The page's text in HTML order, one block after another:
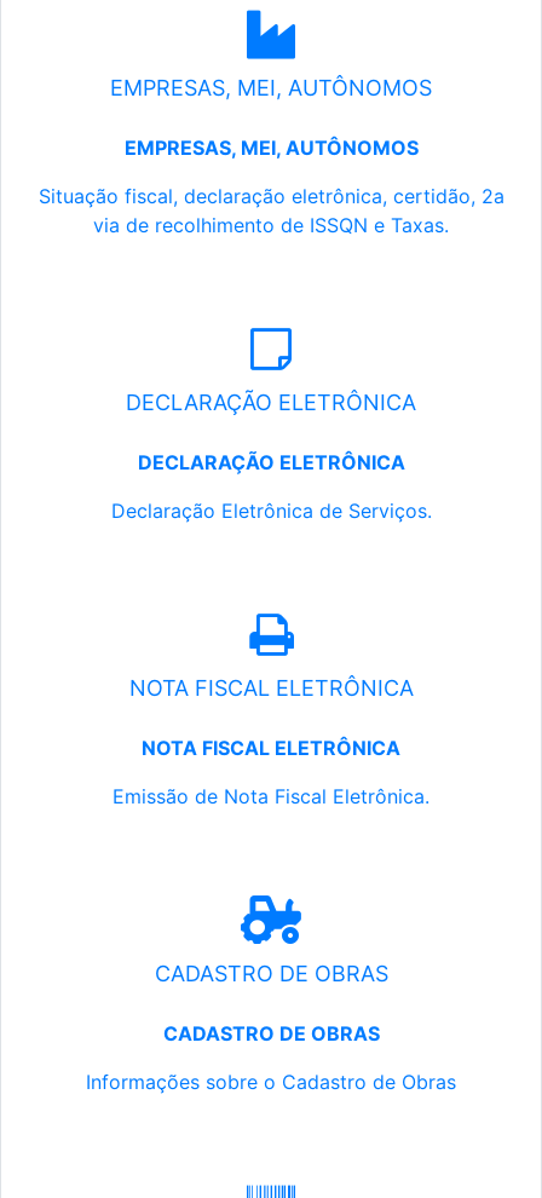
EMPRESAS, MEI, AUTÔNOMOS
EMPRESAS, MEI, AUTÔNOMOS
Situação fiscal, declaração eletrônica, certidão, 2a
via de recolhimento de ISSQN e Taxas.
DECLARAÇÃO ELETRÔNICA
DECLARAÇÃO ELETRÔNICA
Declaração Eletrônica de Serviços.
NOTA FISCAL ELETRÔNICA
NOTA FISCAL ELETRÔNICA
Emissão de Nota Fiscal Eletrônica.
CADASTRO DE OBRAS
CADASTRO DE OBRAS
Informações sobre o Cadastro de Obras